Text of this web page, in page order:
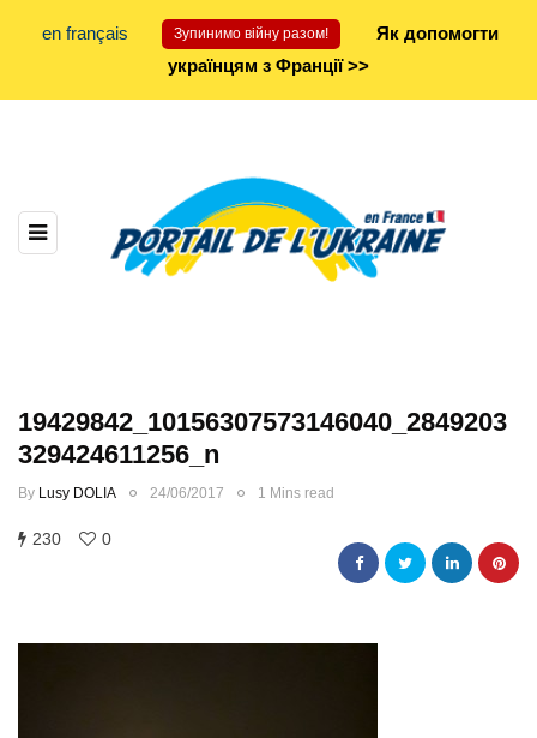
en français Зупинимо війну разом!
Як допомогти
українцям з Франції >>
19429842_10156307573146040_2849203
329424611256_n
By Lusy DOLIA 24/06/2017 1 Mins read
230 0